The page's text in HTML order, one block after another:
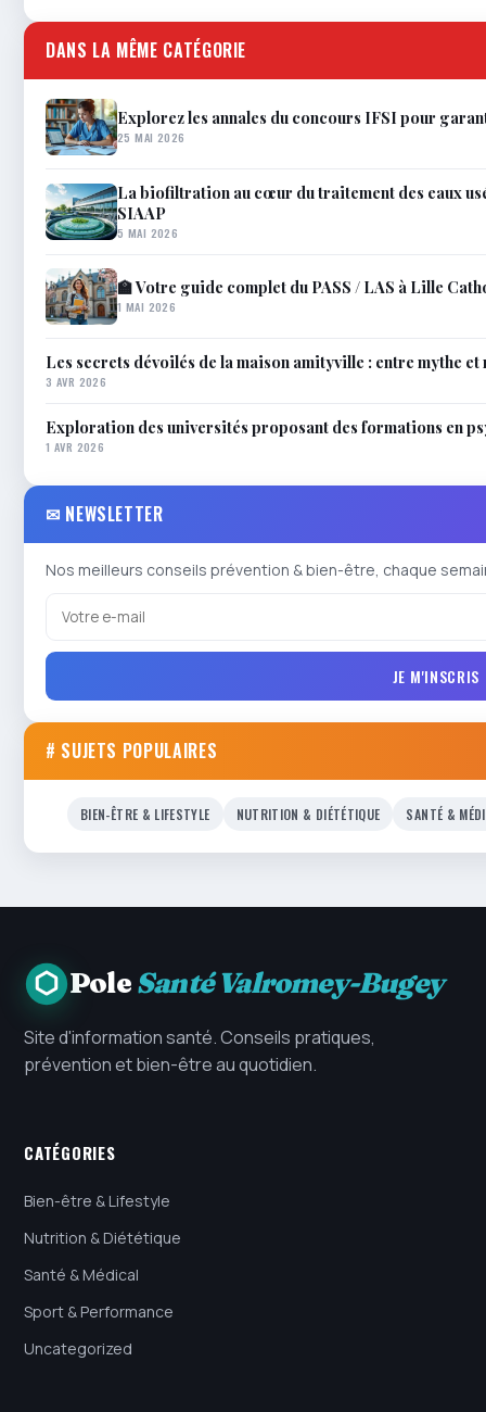
DANS LA MÊME CATÉGORIE
Explorez les annales du concours IFSI pour
25 MAI 2026
La biofiltration au cœur du traitement des eaux
SIAAP
5 MAI 2026
🏫 Votre guide complet du PASS / LAS à Lille
1 MAI 2026
Les secrets dévoilés de la maison amityville : entre mythe
3 AVR 2026
Exploration des universités proposant des formations en
1 AVR 2026
✉ NEWSLETTER
Nos meilleurs conseils prévention & bien-être, chaque
JE M'INSCRIS
# SUJETS POPULAIRES
BIEN-ÊTRE & LIFESTYLE NUTRITION & DIÉTÉTIQUE SANTÉ &
PoleSanté Valromey-Bugey
Site d'information santé. Conseils pratiques,
prévention et bien-être au quotidien.
CATÉGORIES
Bien-être & Lifestyle
Nutrition & Diététique
Santé & Médical
Sport & Performance
Uncategorized